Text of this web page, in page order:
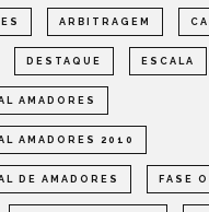
ARBITRAGEM
DESTAQUE ESCALA
AMADORES
AMADORES 2010
DE AMADORES FASE